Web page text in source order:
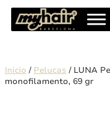
Inicio / Pelucas / LUNA
monofilamento, 69 gr